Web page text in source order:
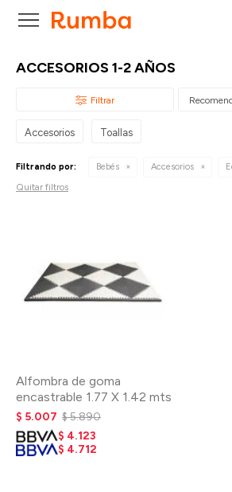

ACCESORIOS 1-2 AÑOS
Accesorios Toallas
Filtrando por: Bebés Accesorios
Quitar filtros
Alfombra de goma
encastrable 1.77 X 1.42 mts
$ 5.007 $5.890
$ 4.123
$ 4.712